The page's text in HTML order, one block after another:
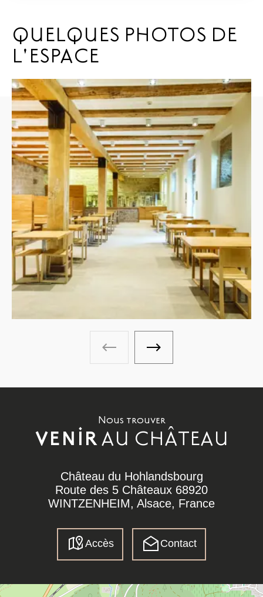
QUELQUES PHOTOS DE
L'ESPACE
Galerie photos - Photo
Galerie photos - Photo
Nous trouver
VENIRAU CHÂTEAU
Château du Hohlandsbourg
Route des 5 Châteaux 68920
WINTZENHEIM, Alsace, France
Accès Contact